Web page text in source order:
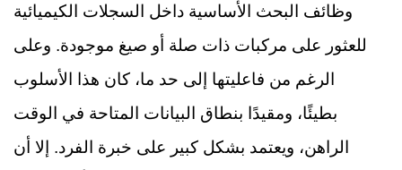
وظائف البحث الأساسية داخل السجلات الكيميائية
للعثور على مركبات ذات صلة أو صيغ موجودة. وعلى
الرغم من فاعليتها إلى حد ما، كان هذا الأسلوب
بطيئًا، ومقيدًا بنطاق البيانات المتاحة في الوقت
الراهن، ويعتمد بشكل كبير على خبرة الفرد. إلا أن